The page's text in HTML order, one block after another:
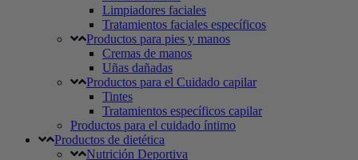
Limpiadores faciales
Tratamientos faciales específicos
Productos para pies y manos
Cremas de manos
Uñas dañadas
Productos para el Cuidado capilar
Tintes
Tratamientos específicos capilar
Productos para el cuidado íntimo
Productos de dietética
Nutrición Deportiva